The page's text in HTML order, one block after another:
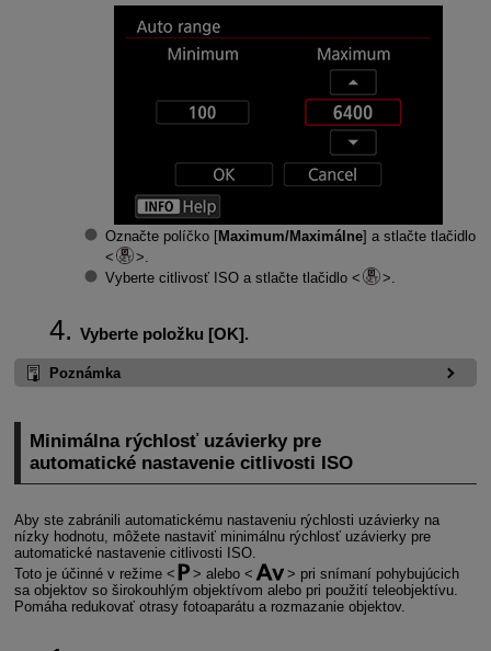
Označte políčko [Maximum/Maximálne] a stlačte tlačidlo
.
Vyberte citlivosť ISO a stlačte tlačidlo
.
Vyberte položku [OK].
Poznámka
Minimálna rýchlosť uzávierky pre
automatické nastavenie citlivosti ISO
Aby ste zabránili automatickému nastaveniu rýchlosti uzávierky na
nízky hodnotu, môžete nastaviť minimálnu rýchlosť uzávierky pre
automatické nastavenie citlivosti ISO.
Toto je účinné v režime
alebo
pri snímaní pohybujúcich
sa objektov so širokouhlým objektívom alebo pri použití teleobjektívu.
Pomáha redukovať otrasy fotoaparátu a rozmazanie objektov.